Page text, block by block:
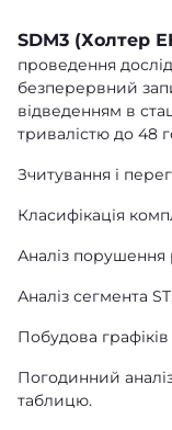
SDM3 (Холтер
проведення
безперервний
відведенням в
тривалістю до 48
Зчитування і
Класифікація
Аналіз порушення
Аналіз сегмента
Побудова
Погодинний аналіз
таблицю.